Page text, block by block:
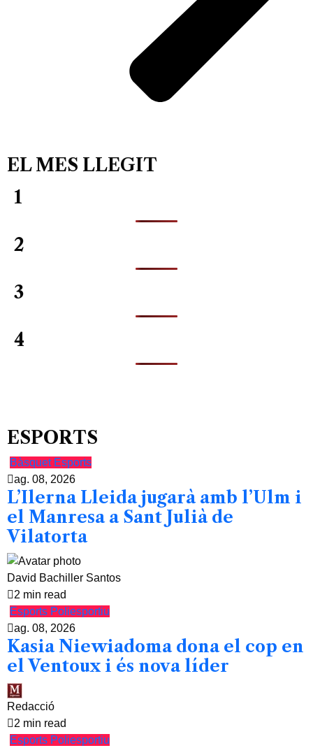
EL MES LLEGIT
1
2
3
4
ESPORTS
Bàsquet Esports
ag. 08, 2026
L’Ilerna Lleida jugarà amb l’Ulm i
el Manresa a Sant Julià de
Vilatorta
David Bachiller Santos
2 min read
Esports Poliesportiu
ag. 08, 2026
Kasia Niewiadoma dona el cop en
el Ventoux i és nova líder
Redacció
2 min read
Esports Poliesportiu